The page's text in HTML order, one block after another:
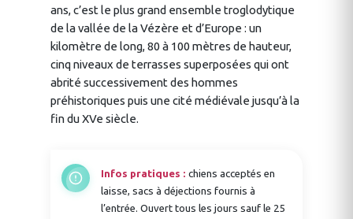
ans, c’est le plus grand ensemble troglodytique
de la vallée de la Vézère et d’Europe : un
kilomètre de long, 80 à 100 mètres de hauteur,
cinq niveaux de terrasses superposées qui ont
abrité successivement des hommes
préhistoriques puis une cité médiévale jusqu’à la
fin du XVe siècle.
Infos pratiques : chiens acceptés en
laisse, sacs à déjections fournis à
l’entrée. Ouvert tous les jours sauf le 25